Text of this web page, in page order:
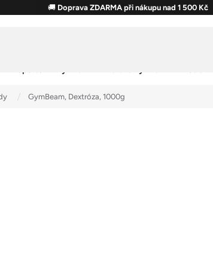
🚚 Doprava ZDARMA při nákupu nad 1 500 Kč
GymBeam, Dextróza, 1000g